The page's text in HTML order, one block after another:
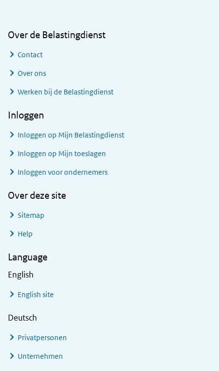
Over de Belastingdienst
Contact
Over ons
Werken bij de Belastingdienst
Inloggen
Inloggen op Mijn Belastingdienst
Inloggen op Mijn toeslagen
Inloggen voor ondernemers
Over deze site
Sitemap
Help
Language
English
English site
Deutsch
Privatpersonen
Unternehmen